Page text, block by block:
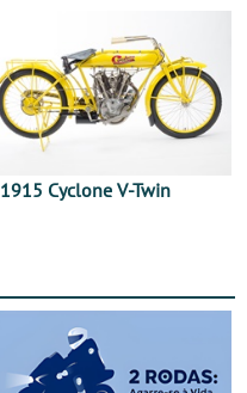
1915 Cyclone V-Twin